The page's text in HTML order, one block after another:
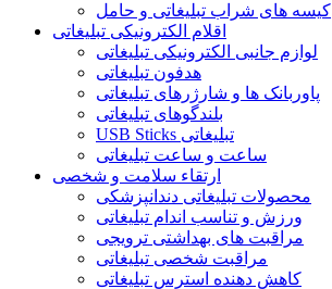
کیسه های شراب تبلیغاتی و حامل
اقلام الکترونیکی تبلیغاتی
لوازم جانبی الکترونیکی تبلیغاتی
هدفون تبلیغاتی
پاوربانک ها و شارژرهای تبلیغاتی
بلندگوهای تبلیغاتی
USB Sticks تبلیغاتی
ساعت و ساعت تبلیغاتی
ارتقاء سلامت و شخصی
محصولات تبلیغاتی دندانپزشکی
ورزش و تناسب اندام تبلیغاتی
مراقبت های بهداشتی ترویجی
مراقبت شخصی تبلیغاتی
کاهش دهنده استرس تبلیغاتی